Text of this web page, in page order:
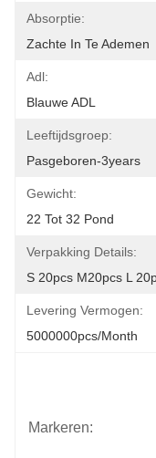
Absorptie:
Zachte In Te Ademen
Adl:
Blauwe ADL
Leeftijdsgroep:
Pasgeboren-3years
Gewicht:
22 Tot 32 Pond
Verpakking Details:
S 20pcs M20pcs L
Levering Vermogen:
5000000pcs/month
Markeren: